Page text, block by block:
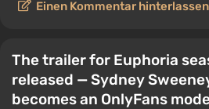
Einen Kommentar hinterlassen
The trailer for Euphoria
released — Sydney
becomes an OnlyFans